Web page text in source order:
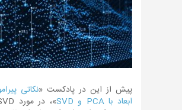
پیش از این در پادکست «نکاتی
ابعاد با PCA و SVD